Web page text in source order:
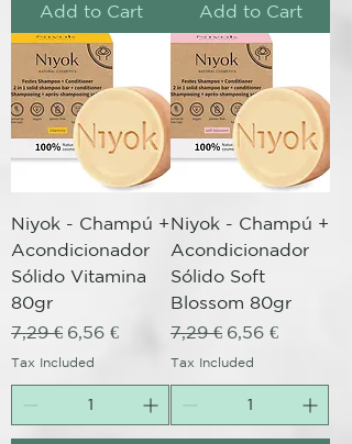
Add to Cart Add to Cart
Niyok - Champú +
Acondicionador
Sólido Vitamina
80gr
Regular Price
7,29 € Sale Price
6,56 €
Tax Included
Niyok - Champú +
Acondicionador
Sólido Soft
Blossom 80gr
Regular Price
7,29 € Sale Price
6,56 €
Tax Included